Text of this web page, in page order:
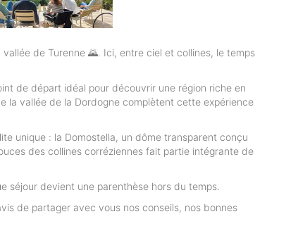
de Turenne 🌄. Ici, entre ciel et collines, le temps
de départ idéal pour découvrir une région riche en
la vallée de la Dordogne complètent cette expérience
unique : la Domostella, un dôme transparent conçu
des collines corréziennes fait partie intégrante de
séjour devient une parenthèse hors du temps.
de partager avec vous nos conseils, nos bonnes